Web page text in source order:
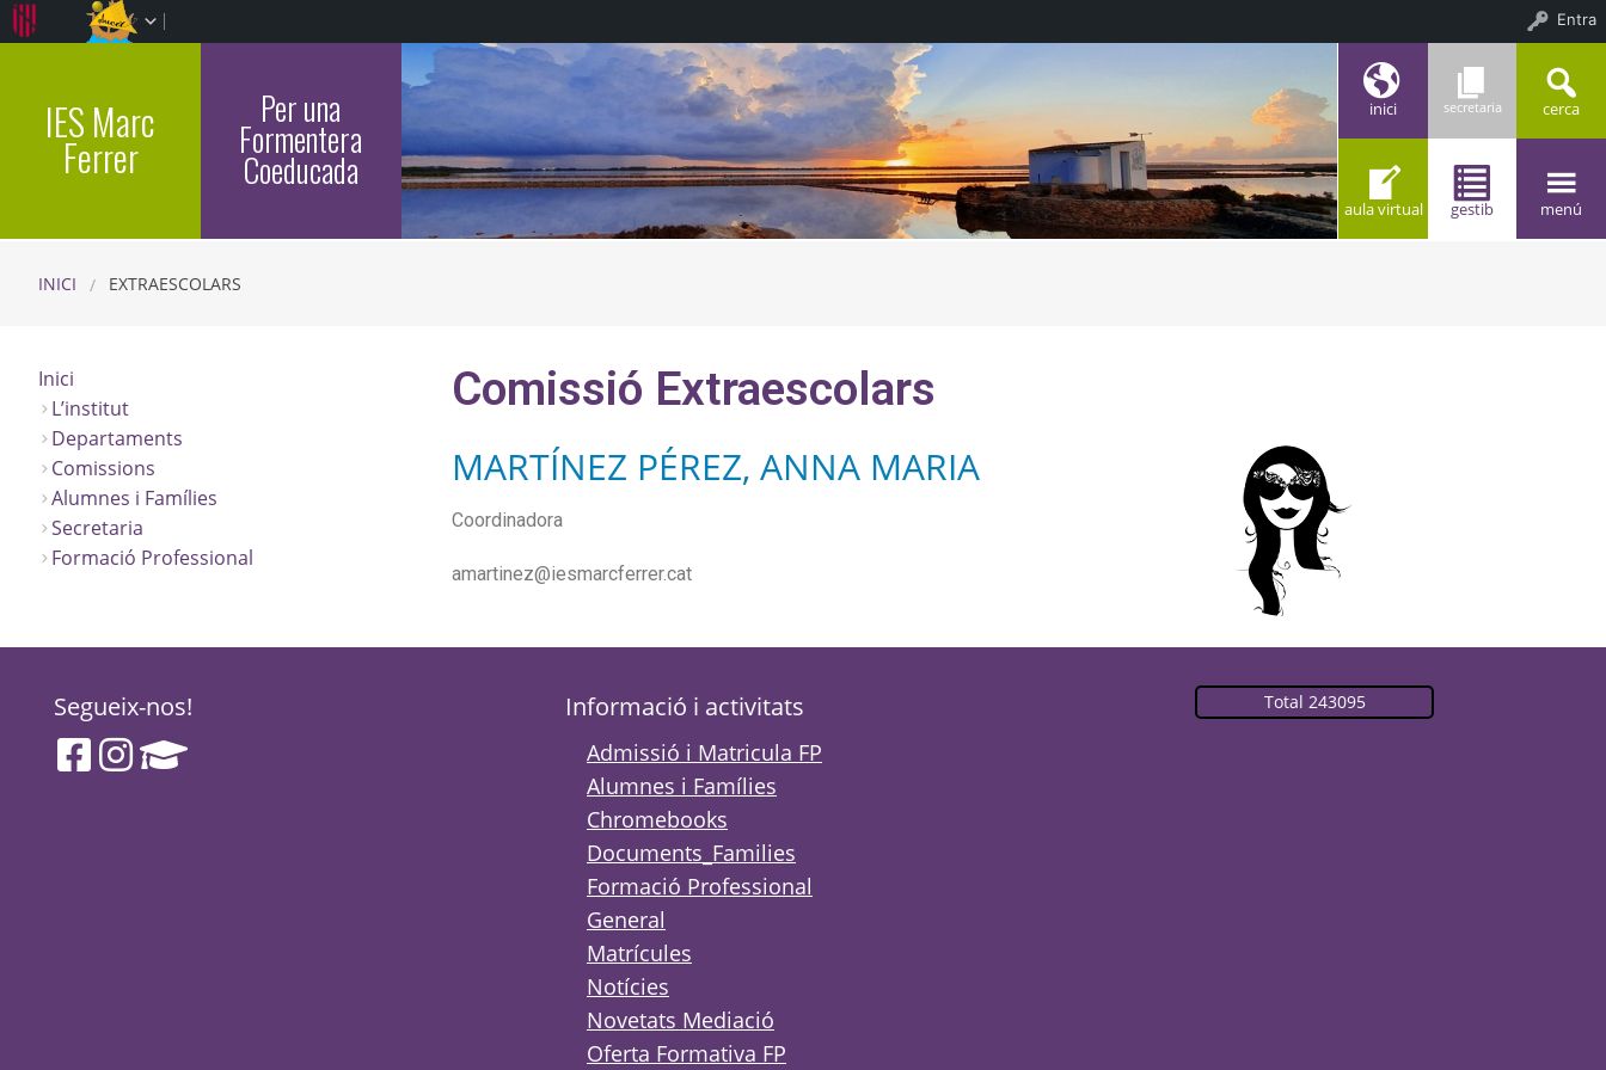
IES Marc
Ferrer
Per una
Formentera
Coeducada
inici secretaria cerca
aula virtual gestib menú
INICI EXTRAESCOLARS
Comissió Extraescolars
MARTÍNEZ PÉREZ, ANNA MARIA
Coordinadora
amartinez@iesmarcferrer.cat
Inici
L’institut
Departaments
Comissions
Alumnes i Famílies
Secretaria
Formació Professional
Segueix-nos! Informació i activitats
Admissió i Matricula FP
Alumnes i Famílies
Chromebooks
Documents_Families
Formació Professional
General
Matrícules
Notícies
Novetats Mediació
Oferta Formativa FP
Total 243095
Entra